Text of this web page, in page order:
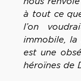
à tout ce
l’on
immobile, la
est une
héroïnes de